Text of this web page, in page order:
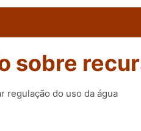
sobre
regulação do uso da água